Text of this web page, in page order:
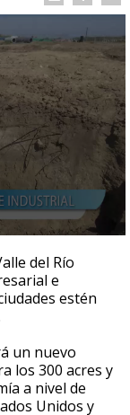
del Río
e
estén
un nuevo
los 300 acres y
a nivel de
Unidos y